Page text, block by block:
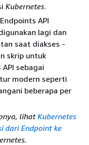
Kubernetes.
Endpoints API
lagi dan
saat diakses -
skrip untuk
sebagai
modern seperti
beberapa per
lihatKubernetes
dari Endpoint ke